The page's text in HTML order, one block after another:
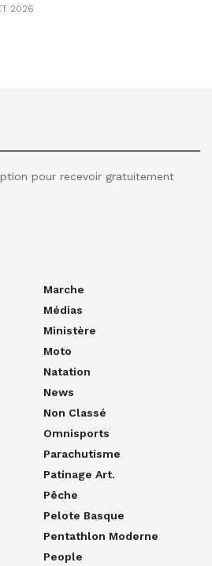
2026
pour recevoir gratuitement
Marche
Médias
Ministère
Moto
Natation
News
Non Classé
Omnisports
Parachutisme
Patinage Art.
Pêche
Pelote Basque
Pentathlon Moderne
People